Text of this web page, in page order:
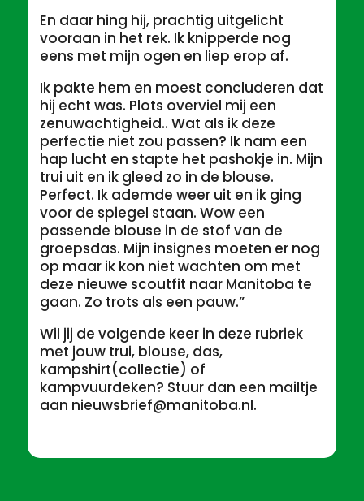
En daar hing hij, prachtig uitgelicht
vooraan in het rek. Ik knipperde nog
eens met mijn ogen en liep erop af.
Ik pakte hem en moest concluderen dat
hij echt was. Plots overviel mij een
zenuwachtigheid.. Wat als ik deze
perfectie niet zou passen? Ik nam een
hap lucht en stapte het pashokje in. Mijn
trui uit en ik gleed zo in de blouse.
Perfect. Ik ademde weer uit en ik ging
voor de spiegel staan. Wow een
passende blouse in de stof van de
groepsdas. Mijn insignes moeten er nog
op maar ik kon niet wachten om met
deze nieuwe scoutfit naar Manitoba te
gaan. Zo trots als een pauw.”
Wil jij de volgende keer in deze rubriek
met jouw trui, blouse, das,
kampshirt(collectie) of
kampvuurdeken? Stuur dan een mailtje
aan nieuwsbrief@manitoba.nl.